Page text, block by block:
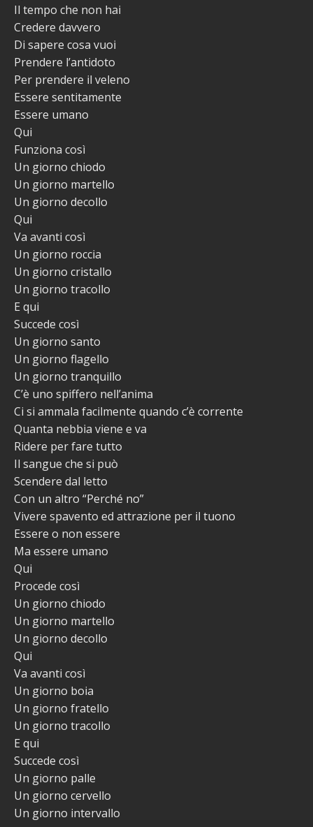
Il tempo che non hai
Credere davvero
Di sapere cosa vuoi
Prendere l’antidoto
Per prendere il veleno
Essere sentitamente
Essere umano
Qui
Funziona così
Un giorno chiodo
Un giorno martello
Un giorno decollo
Qui
Va avanti così
Un giorno roccia
Un giorno cristallo
Un giorno tracollo
E qui
Succede così
Un giorno santo
Un giorno flagello
Un giorno tranquillo
C’è uno spiffero nell’anima
Ci si ammala facilmente quando c’è corrente
Quanta nebbia viene e va
Ridere per fare tutto
Il sangue che si può
Scendere dal letto
Con un altro “Perché no”
Vivere spavento ed attrazione per il tuono
Essere o non essere
Ma essere umano
Qui
Procede così
Un giorno chiodo
Un giorno martello
Un giorno decollo
Qui
Va avanti così
Un giorno boia
Un giorno fratello
Un giorno tracollo
E qui
Succede così
Un giorno palle
Un giorno cervello
Un giorno intervallo